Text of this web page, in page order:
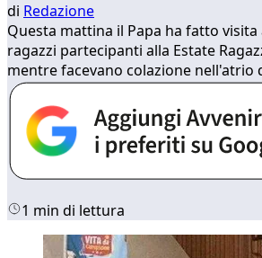
di Redazione
Questa mattina il Papa ha fatto visita
ragazzi partecipanti alla Estate
mentre facevano colazione nell'atrio
1 min di lettura